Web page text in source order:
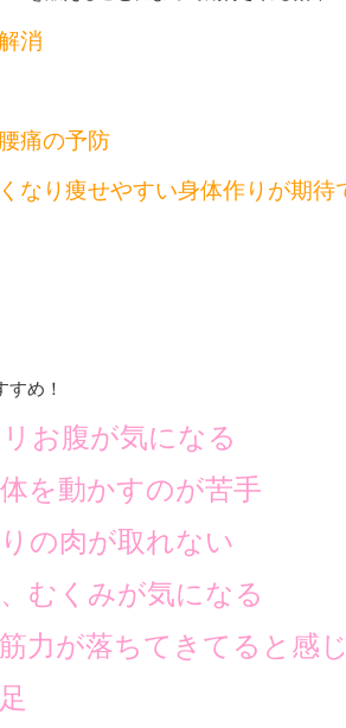
消
痛の予防
なり痩せやすい身体作りが期待
すめ！
お腹が気になる
を動かすのが苦手
の肉が取れない
むくみが気になる
力が落ちてきてると感